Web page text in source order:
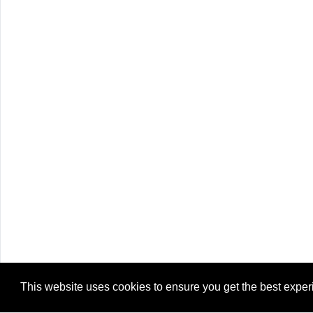
This website uses cookies to ensure you get the best